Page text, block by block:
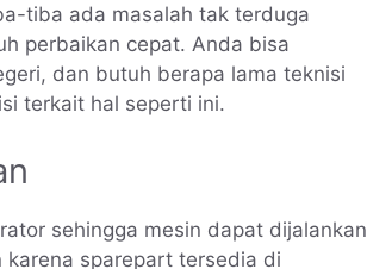
tiba ada masalah tak terduga
perbaikan cepat. Anda bisa
dan butuh berapa lama teknisi
terkait hal seperti ini.
sehingga mesin dapat dijalankan
sparepart tersedia di